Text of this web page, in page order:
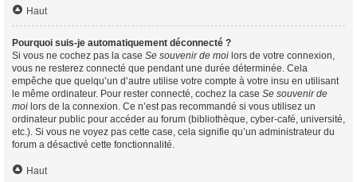
Haut
Pourquoi suis-je automatiquement déconnecté ?
Si vous ne cochez pas la case Se souvenir de moi lors de votre connexion,
vous ne resterez connecté que pendant une durée déterminée. Cela
empêche que quelqu’un d’autre utilise votre compte à votre insu en utilisant
le même ordinateur. Pour rester connecté, cochez la case Se souvenir de
moi lors de la connexion. Ce n’est pas recommandé si vous utilisez un
ordinateur public pour accéder au forum (bibliothèque, cyber-café, université,
etc.). Si vous ne voyez pas cette case, cela signifie qu’un administrateur du
forum a désactivé cette fonctionnalité.
Haut